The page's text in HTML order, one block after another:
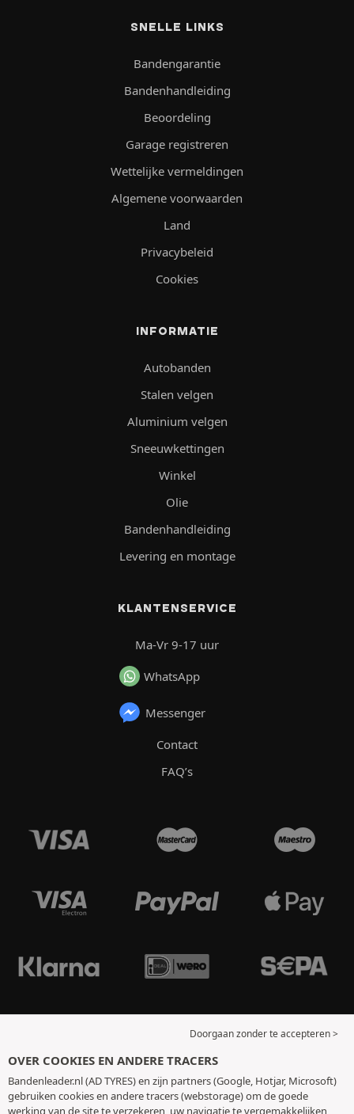
SNELLE LINKS
Bandengarantie
Bandenhandleiding
Beoordeling
Garage registreren
Wettelijke vermeldingen
Algemene voorwaarden
Land
Privacybeleid
Cookies
INFORMATIE
Autobanden
Stalen velgen
Aluminium velgen
Sneeuwkettingen
Winkel
Olie
Bandenhandleiding
Levering en montage
KLANTENSERVICE
Ma-Vr 9-17 uur
WhatsApp
Messenger
Contact
FAQ’s
Doorgaan zonder te accepteren >
OVER COOKIES EN ANDERE TRACERS
Bandenleader.nl (AD TYRES) en zijn partners (Google, Hotjar, Microsoft)
gebruiken cookies en andere tracers (webstorage) om de goede
werking van de site te verzekeren, uw navigatie te vergemakkelijken,